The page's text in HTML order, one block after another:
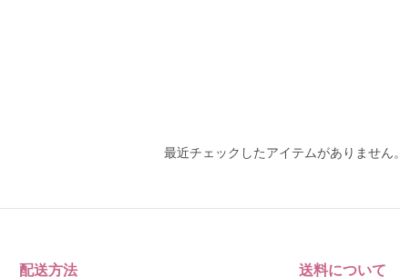
最近チェックしたアイテムがありません。
配送方法 送料について